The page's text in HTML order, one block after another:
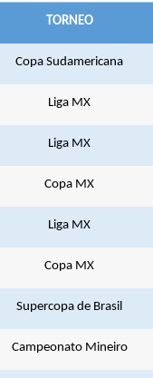
TORNEO
Copa Sudamericana
Liga MX
Liga MX
Copa MX
Liga MX
Copa MX
Supercopa de Brasil
Campeonato Mineiro